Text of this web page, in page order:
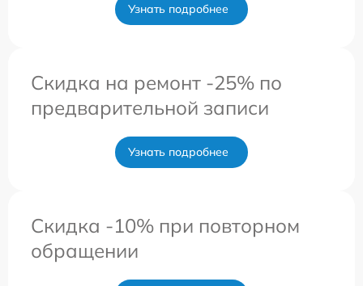
Узнать подробнее
Скидка на ремонт -25% по
предварительной записи
Узнать подробнее
Скидка -10% при повторном
обращении